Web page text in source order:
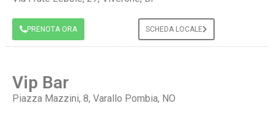
PRENOTA ORA SCHEDA LOCALE
Vip Bar
Piazza Mazzini, 8, Varallo Pombia, NO